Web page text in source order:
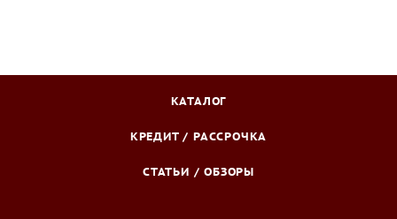
КАТАЛОГ
КРЕДИТ / РАССРОЧКА
СТАТЬИ / ОБЗОРЫ